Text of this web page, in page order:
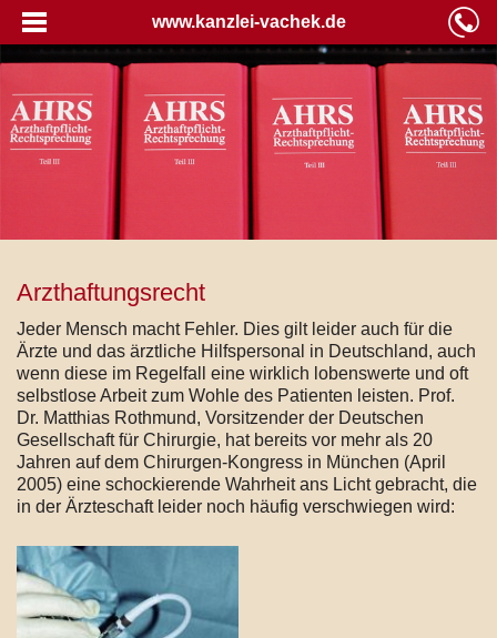
www.kanzlei-vachek.de
Arzthaftungsrecht
Jeder Mensch macht Fehler. Dies gilt leider auch für die
Ärzte und das ärztliche Hilfspersonal in Deutschland, auch
wenn diese im Regelfall eine wirklich lobenswerte und oft
selbstlose Arbeit zum Wohle des Patienten leisten. Prof.
Dr. Matthias Rothmund, Vorsitzender der Deutschen
Gesellschaft für Chirurgie, hat bereits vor mehr als 20
Jahren auf dem Chirurgen-Kongress in München (April
2005) eine schockierende Wahrheit ans Licht gebracht, die
in der Ärzteschaft leider noch häufig verschwiegen wird: